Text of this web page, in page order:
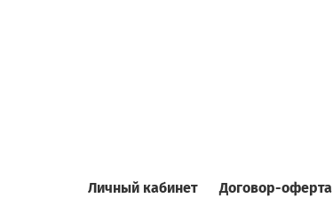
Личный кабинет Договор-оферта